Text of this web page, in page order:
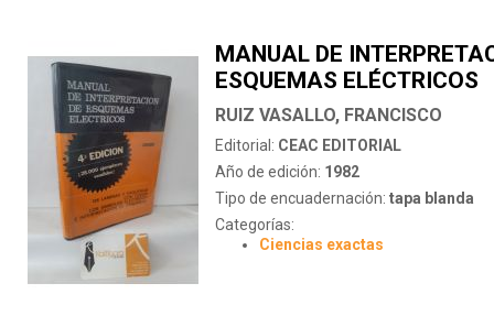
MANUAL DE
ESQUEMAS ELÉCTRICOS
RUIZ VASALLO, FRANCISCO
Editorial: CEAC EDITORIAL
Año de edición: 1982
Tipo de encuadernación: tapa blanda
Categorías:
Ciencias exactas